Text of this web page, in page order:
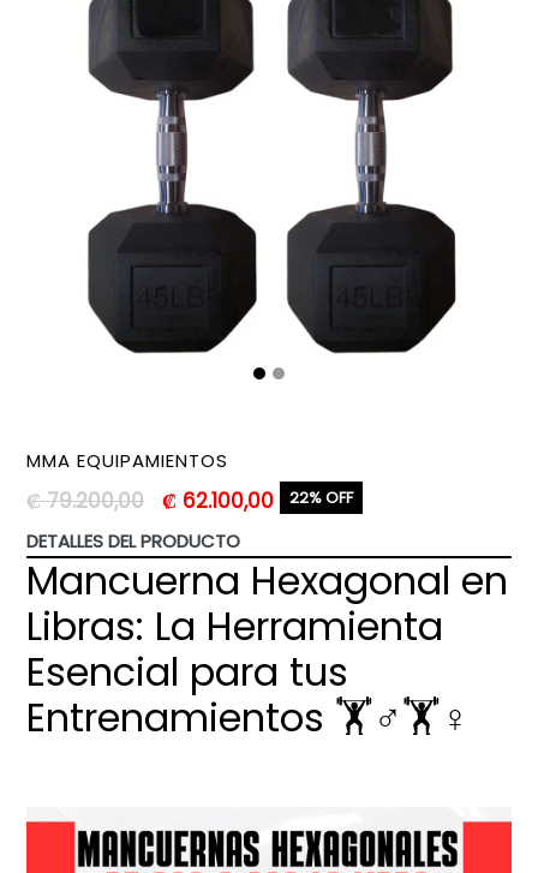
MMA EQUIPAMIENTOS
Precio
habitual
₡ 79.200,00 ₡ 62.100,00 22% OFF
DETALLES DEL PRODUCTO
Mancuerna Hexagonal en
Libras: La Herramienta
Esencial para tus
Entrenamientos 🏋️♂️🏋️♀️